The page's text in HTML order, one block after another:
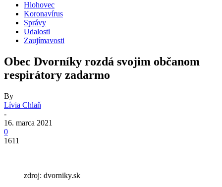
Hlohovec
Koronavírus
Správy
Udalosti
Zaujímavosti
Obec Dvorníky rozdá svojim občanom
respirátory zadarmo
By
Lívia Chlaň
-
16. marca 2021
0
1611
zdroj: dvorniky.sk